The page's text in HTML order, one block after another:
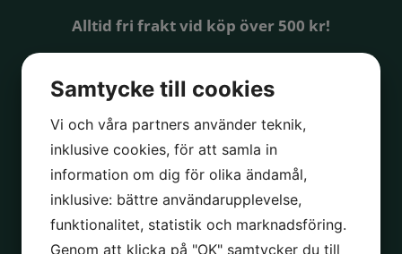
Alltid fri frakt vid köp över 500 kr!
Leopard
ampelkruka Sass &
Belle
Samtycke till cookies
Vi och våra partners använder teknik,
inklusive cookies, för att samla in
information om dig för olika ändamål,
inklusive: bättre användarupplevelse,
funktionalitet, statistik och marknadsföring.
Genom att klicka på "OK" samtycker du till